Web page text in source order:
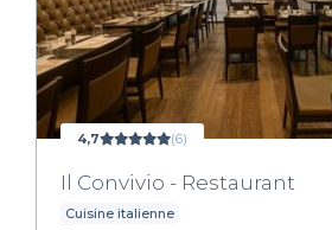
4,7 (6)
Il Convivio - Restaurant
Cuisine italienne